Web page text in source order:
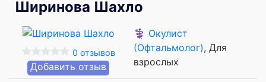
Ширинова Шахло
0 отзывов
Добавить отзыв
⚕️ Окулист
(Офтальмолог), Для
взрослых